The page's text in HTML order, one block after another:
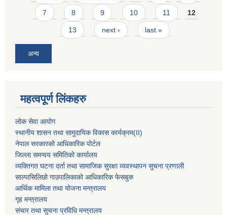
7 8 9 10 11 12
13 next › last »
अन्य
महत्वपूर्ण लिंकहरु
लोक सेवा आयोग
स्थानीय शासन तथा सामुदायिक विकास कार्यक्रम(II)
नेपाल सरकारको आधिकारिक पोर्टल
जिल्ला समन्वय समितिको कार्यालय
व्यक्तिगत घटना दर्ता तथा सामाजिक सुरक्षा व्यवस्थापन सुचना प्रणाली
साल्पासिलिछो गाउपालिकाको आधिकारिक फेसबुक
आर्थिक मामिला तथा योजना मन्त्रालय
गृह मन्त्रालय
संचार तथा सुचना प्रविधि मन्त्रालय